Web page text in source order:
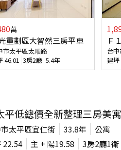
萬
重劃區大智然三房平車
市太平區太順路
46.01 3房2廳 5.4年
Ｆ
台
建坪
平低總價全新整理三房美寓
太平區宜仁街 33.8年
公寓
22.54 主 + 陽19.58 3房2廳1衛